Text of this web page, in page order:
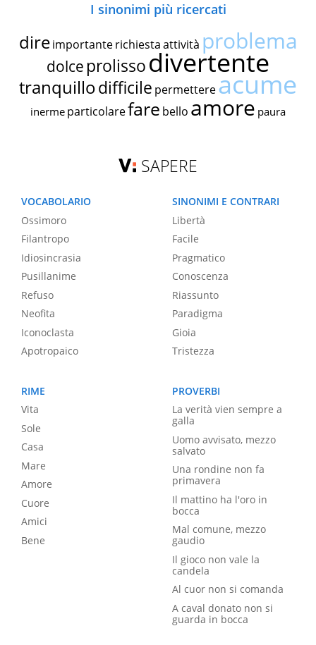
I sinonimi più ricercati
dire importante richiestaattività problema
dolce prolissodivertente
tranquillodifficile permettereacume
inerme particolarefare bello amore paura
SAPERE
VOCABOLARIO
Ossimoro
Filantropo
Idiosincrasia
Pusillanime
Refuso
Neofita
Iconoclasta
Apotropaico
SINONIMI E CONTRARI
Libertà
Facile
Pragmatico
Conoscenza
Riassunto
Paradigma
Gioia
Tristezza
RIME
Vita
Sole
Casa
Mare
Amore
Cuore
Amici
Bene
PROVERBI
La verità vien sempre a
galla
Uomo avvisato, mezzo
salvato
Una rondine non fa
primavera
Il mattino ha l'oro in
bocca
Mal comune, mezzo
gaudio
Il gioco non vale la
candela
Al cuor non si comanda
A caval donato non si
guarda in bocca